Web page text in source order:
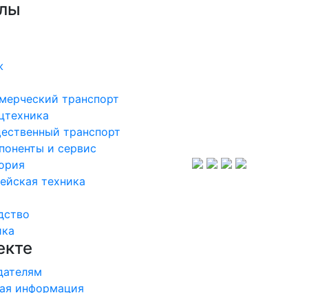
транспорт
транспорт
и сервис
техника
информация